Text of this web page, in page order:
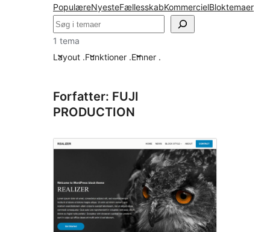
PopulæreNyesteFællesskabKommercielBloktemaer
Søg
1 tema
Layout .Funktioner .Emner .
Forfatter: FUJI
PRODUCTION